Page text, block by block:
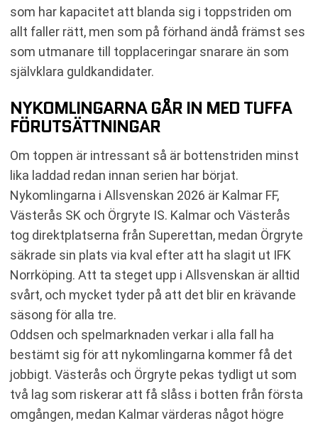
som har kapacitet att blanda sig i toppstriden om
allt faller rätt, men som på förhand ändå främst ses
som utmanare till topplaceringar snarare än som
självklara guldkandidater.
NYKOMLINGARNA GÅR IN MED TUFFA
FÖRUTSÄTTNINGAR
Om toppen är intressant så är bottenstriden minst
lika laddad redan innan serien har börjat.
Nykomlingarna i Allsvenskan 2026 är Kalmar FF,
Västerås SK och Örgryte IS. Kalmar och Västerås
tog direktplatserna från Superettan, medan Örgryte
säkrade sin plats via kval efter att ha slagit ut IFK
Norrköping. Att ta steget upp i Allsvenskan är alltid
svårt, och mycket tyder på att det blir en krävande
säsong för alla tre.
Oddsen och spelmarknaden verkar i alla fall ha
bestämt sig för att nykomlingarna kommer få det
jobbigt. Västerås och Örgryte pekas tydligt ut som
två lag som riskerar att få slåss i botten från första
omgången, medan Kalmar värderas något högre